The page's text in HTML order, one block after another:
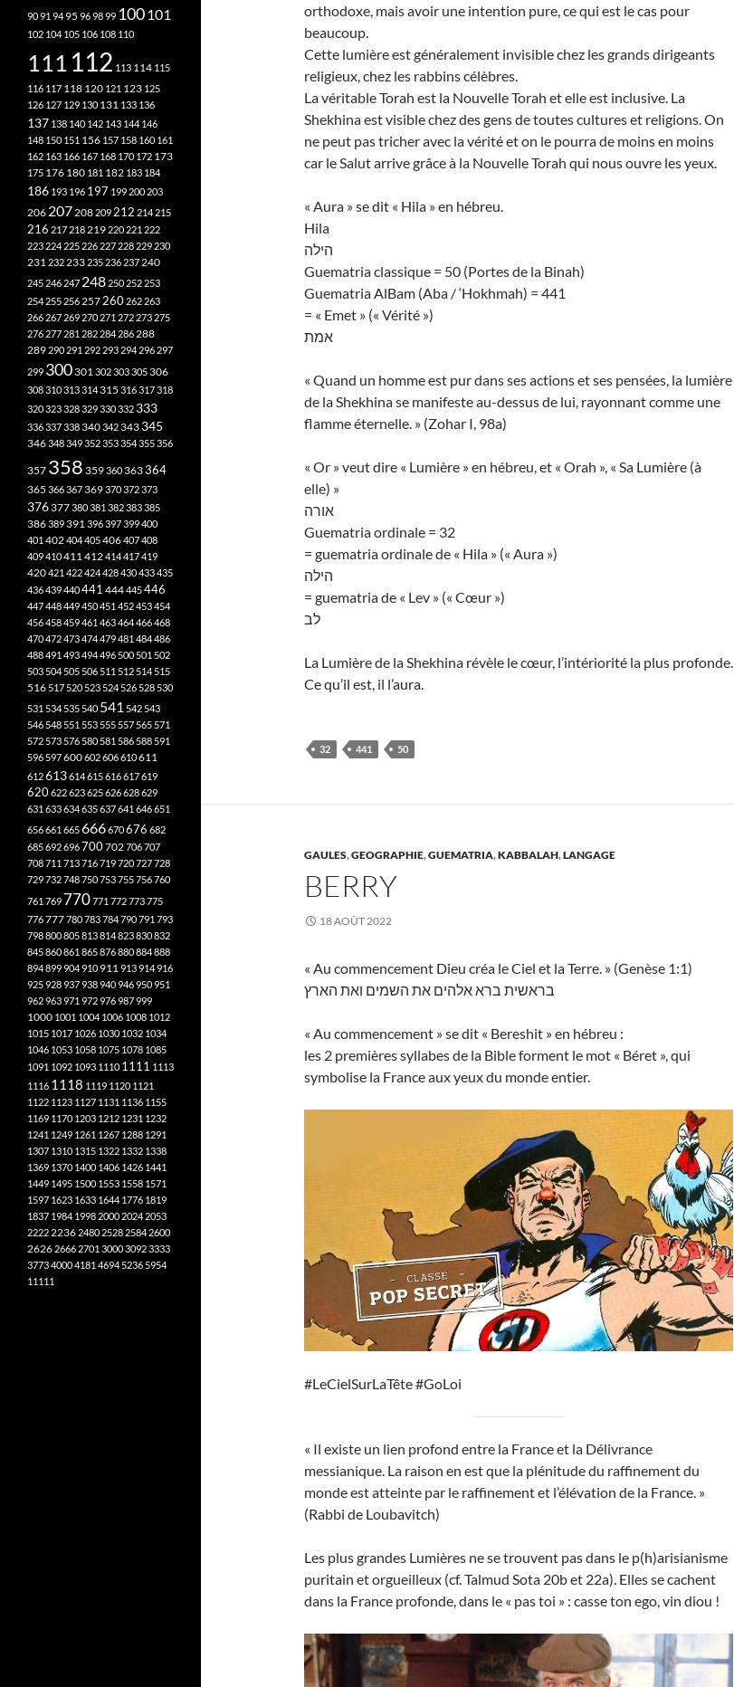
orthodoxe, mais avoir une intention pure, ce qui est le cas pour
beaucoup.
Cette lumière est généralement invisible chez les grands dirigeants
religieux, chez les rabbins célèbres.
La véritable Torah est la Nouvelle Torah et elle est inclusive. La
Shekhina est visible chez des gens de toutes cultures et religions. On
ne peut pas tricher avec la vérité et on le pourra de moins en moins
car le Salut arrive grâce à la Nouvelle Torah qui nous ouvre les yeux.
« Aura » se dit « Hila » en hébreu.
Hila
הילה
Guematria classique = 50 (Portes de la Binah)
Guematria AlBam (Aba / ‘Hokhmah) = 441
= « Emet » (« Vérité »)
אמת
« Quand un homme est pur dans ses actions et ses pensées, la lumière
de la Shekhina se manifeste au-dessus de lui, rayonnant comme une
flamme éternelle. » (Zohar I, 98a)
« Or » veut dire « Lumière » en hébreu, et « Orah », « Sa Lumière (à
elle) »
אורה
Guematria ordinale = 32
= guematria ordinale de « Hila » (« Aura »)
הילה
= guematria de « Lev » (« Cœur »)
לב
La Lumière de la Shekhina révèle le cœur, l’intériorité la plus profonde.
Ce qu’il est, il l’aura.
32 441 50
GAULES,GEOGRAPHIE,GUEMATRIA,KABBALAH,LANGAGE
BERRY
18 AOÛT 2022
« Au commencement Dieu créa le Ciel et la Terre. » (Genèse 1:1)
בראשית ברא אלהים את השמים ואת הארץ
« Au commencement » se dit « Bereshit » en hébreu :
les 2 premières syllabes de la Bible forment le mot « Béret », qui
symbolise la France aux yeux du monde entier.
#LeCielSurLaTête #GoLoi
« Il existe un lien profond entre la France et la Délivrance
messianique. La raison en est que la plénitude du raffinement du
monde est atteinte par le raffinement et l’élévation de la France. »
(Rabbi de Loubavitch)
Les plus grandes Lumières ne se trouvent pas dans le p(h)arisianisme
puritain et orgueilleux (cf. Talmud Sota 20b et 22a). Elles se cachent
dans la France profonde, dans le « pas toi » : casse ton ego, vin diou !
9091 94 95 969899 100101
102 104 105 106 108 110
111 112 113 114 115
116 117 118 120 121 123 125
126 127 129 130 131 133 136
137 138 140 142 143 144 146
148 150 151 156 157 158 160 161
162 163 166 167 168 170 172 173
175 176 180 181 182 183 184
186 193 196 197 199 200 203
206 207 208 209 212 214 215
216 217 218219 220 221 222
223 224 225 226 227 228 229 230
231 232 233 235 236 237240
245 246 247248 250 252 253
254 255 256257 260 262 263
266 267 269 270 271 272 273 275
276 277 281 282 284 286 288
289 290 291 292 293 294 296 297
299 300301302303305306
308310313314315 316317318
320323328329330332 333
336337338340342343 345
346348349352353354355356
357 358 359360363364
365 366367369370372373
376377380381 382383385
386389391396397399400
401 402404405406407408
409410411 412414417419
420421 422424428430433435
436439440441 444445446
447448449450451 452453454
456458459461 463464466468
470472473474479481 484486
488491 493494496 500 501 502
503 504 505 506 511 512 514 515
516 517 520 523 524 526 528 530
531 534 535 540 541 542 543
546 548 551 553 555 557 565 571
572 573 576 580 581 586 588 591
596 597600602606610611
612613614615616617619
620622623625626628629
631 633634635637641 646651
656661 665666670676 682
685692696700702706707
708711 713716719720727728
729732748750753755756760
761 769 770771 772773775
776777780783784790791 793
798800805813814823830832
845860861 865876880884888
894899904910 911 913914916
925928937938940946950951
962963971 972976987999
1000 1001 1004 1006 1008 1012
1015 1017 1026 1030 1032 1034
1046 1053 1058 1075 1078 1085
1091 1092 1093 1110 1111 1113
1116 1118 1119 1120 1121
1122 1123 1127 1131 1136 1155
1169 1170 1203 1212 1231 1232
1241 1249 1261 1267 1288 1291
1307 1310 1315 1322 1332 1338
1369 1370 1400 1406 1426 1441
1449 1495 1500 1553 1558 1571
1597 1623 1633 1644 1776 1819
1837 1984 1998 2000 2024 2053
2222 2236 2480 2528 2584 2600
2626 2666 2701 300030923333
377340004181 4694 5236 5954
11111